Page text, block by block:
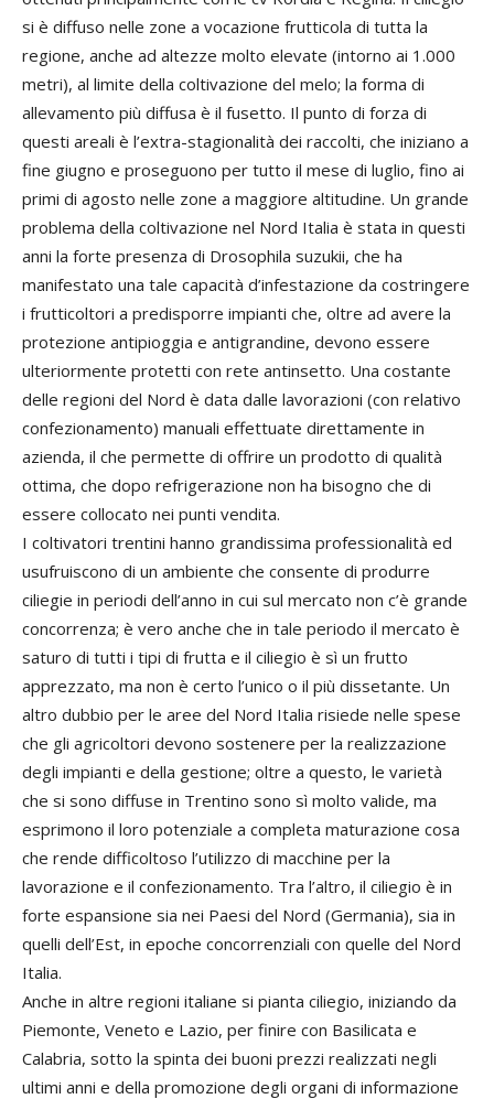
si è diffuso nelle zone a vocazione frutticola di tutta la
regione, anche ad altezze molto elevate (intorno ai 1.000
metri), al limite della coltivazione del melo; la forma di
allevamento più diffusa è il fusetto. Il punto di forza di
questi areali è l’extra-stagionalità dei raccolti, che iniziano a
fine giugno e proseguono per tutto il mese di luglio, fino ai
primi di agosto nelle zone a maggiore altitudine. Un grande
problema della coltivazione nel Nord Italia è stata in questi
anni la forte presenza di Drosophila suzukii, che ha
manifestato una tale capacità d’infestazione da costringere
i frutticoltori a predisporre impianti che, oltre ad avere la
protezione antipioggia e antigrandine, devono essere
ulteriormente protetti con rete antinsetto. Una costante
delle regioni del Nord è data dalle lavorazioni (con relativo
confezionamento) manuali effettuate direttamente in
azienda, il che permette di offrire un prodotto di qualità
ottima, che dopo refrigerazione non ha bisogno che di
essere collocato nei punti vendita.
I coltivatori trentini hanno grandissima professionalità ed
usufruiscono di un ambiente che consente di produrre
ciliegie in periodi dell’anno in cui sul mercato non c’è grande
concorrenza; è vero anche che in tale periodo il mercato è
saturo di tutti i tipi di frutta e il ciliegio è sì un frutto
apprezzato, ma non è certo l’unico o il più dissetante. Un
altro dubbio per le aree del Nord Italia risiede nelle spese
che gli agricoltori devono sostenere per la realizzazione
degli impianti e della gestione; oltre a questo, le varietà
che si sono diffuse in Trentino sono sì molto valide, ma
esprimono il loro potenziale a completa maturazione cosa
che rende difficoltoso l’utilizzo di macchine per la
lavorazione e il confezionamento. Tra l’altro, il ciliegio è in
forte espansione sia nei Paesi del Nord (Germania), sia in
quelli dell’Est, in epoche concorrenziali con quelle del Nord
Italia.
Anche in altre regioni italiane si pianta ciliegio, iniziando da
Piemonte, Veneto e Lazio, per finire con Basilicata e
Calabria, sotto la spinta dei buoni prezzi realizzati negli
ultimi anni e della promozione degli organi di informazione